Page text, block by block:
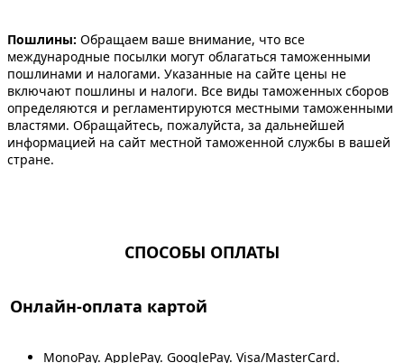
Пошлины: Обращаем ваше внимание, что все
международные посылки могут облагаться таможенными
пошлинами и налогами. Указанные на сайте цены не
включают пошлины и налоги. Все виды таможенных сборов
определяются и регламентируются местными таможенными
властями. Обращайтесь, пожалуйста, за дальнейшей
информацией на сайт местной таможенной службы в вашей
стране.
СПОСОБЫ ОПЛАТЫ
Онлайн-оплата картой
MonoPay. ApplePay. GooglePay. Visa/MasterCard.